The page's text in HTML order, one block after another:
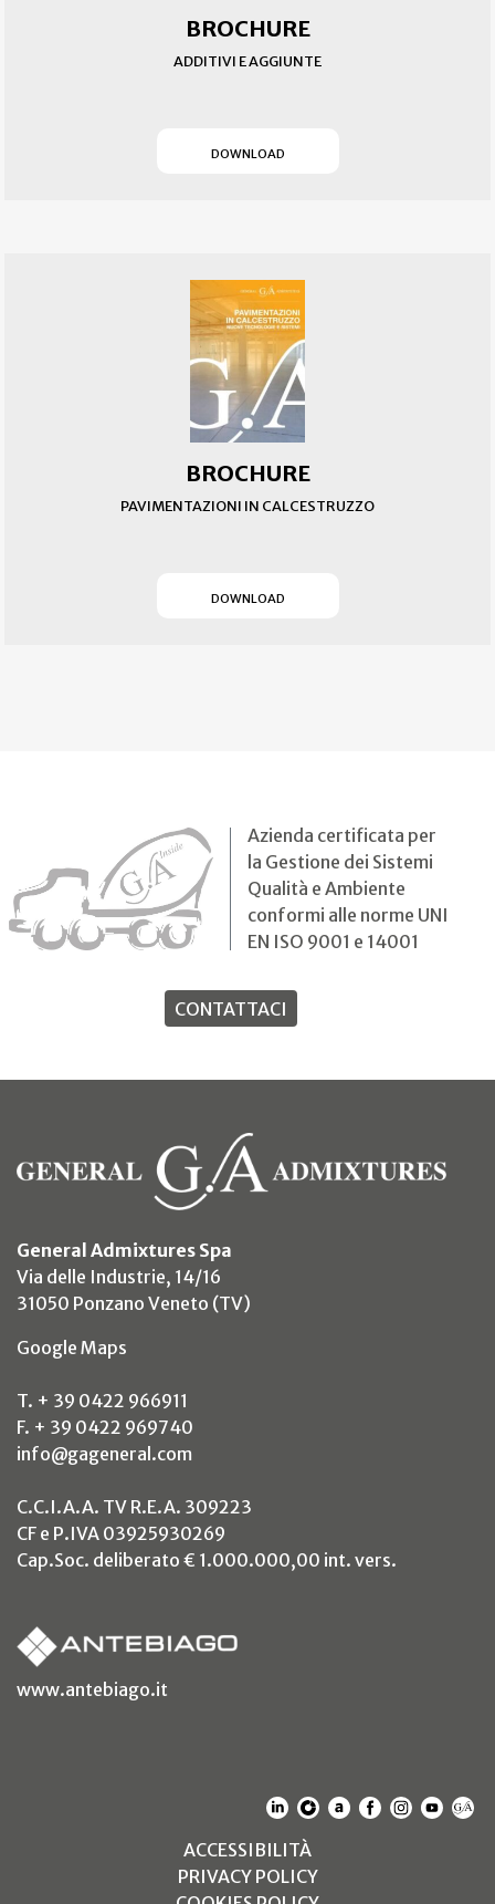
BROCHURE
ADDITIVI E AGGIUNTE
DOWNLOAD(SI APRE IN UN NUOVO
BROCHURE
PAVIMENTAZIONI IN CALCESTRUZZO
DOWNLOAD(SI APRE IN UN NUOVO
Azienda certificata per
la Gestione dei Sistemi
Qualità e Ambiente
conformi alle norme UNI
EN ISO 9001 e 14001
CONTATTACI
General Admixtures Spa
Via delle Industrie, 14/16
31050 Ponzano Veneto (TV)
Google Maps
T. + 39 0422 966911
F. + 39 0422 969740
info@gageneral.com
C.C.I.A.A. TV R.E.A. 309223
CF e P.IVA 03925930269
Cap.Soc. deliberato € 1.000.000,00 int. vers.
www.antebiago.it
(SI APRE IN UN NUOVO
(SI APRE IN UN
(SI APRE IN UN
(SI APRE IN
(SI APRE
(SI
ACCESSIBILITÀ
PRIVACY POLICY(SI APRE IN UN